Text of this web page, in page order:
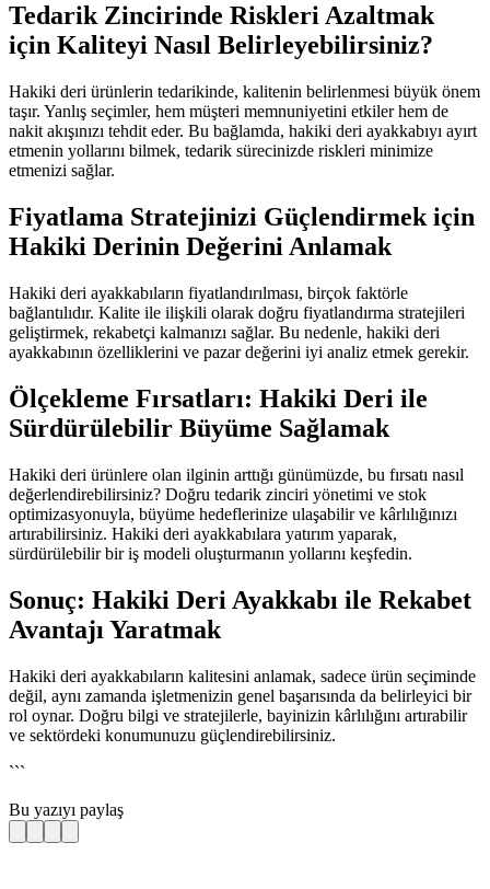
Tedarik Zincirinde Riskleri Azaltmak
için Kaliteyi Nasıl Belirleyebilirsiniz?
Hakiki deri ürünlerin tedarikinde, kalitenin belirlenmesi büyük önem
taşır. Yanlış seçimler, hem müşteri memnuniyetini etkiler hem de
nakit akışınızı tehdit eder. Bu bağlamda, hakiki deri ayakkabıyı ayırt
etmenin yollarını bilmek, tedarik sürecinizde riskleri minimize
etmenizi sağlar.
Fiyatlama Stratejinizi Güçlendirmek için
Hakiki Derinin Değerini Anlamak
Hakiki deri ayakkabıların fiyatlandırılması, birçok faktörle
bağlantılıdır. Kalite ile ilişkili olarak doğru fiyatlandırma stratejileri
geliştirmek, rekabetçi kalmanızı sağlar. Bu nedenle, hakiki deri
ayakkabının özelliklerini ve pazar değerini iyi analiz etmek gerekir.
Ölçekleme Fırsatları: Hakiki Deri ile
Sürdürülebilir Büyüme Sağlamak
Hakiki deri ürünlere olan ilginin arttığı günümüzde, bu fırsatı nasıl
değerlendirebilirsiniz? Doğru tedarik zinciri yönetimi ve stok
optimizasyonuyla, büyüme hedeflerinize ulaşabilir ve kârlılığınızı
artırabilirsiniz. Hakiki deri ayakkabılara yatırım yaparak,
sürdürülebilir bir iş modeli oluşturmanın yollarını keşfedin.
Sonuç: Hakiki Deri Ayakkabı ile Rekabet
Avantajı Yaratmak
Hakiki deri ayakkabıların kalitesini anlamak, sadece ürün seçiminde
değil, aynı zamanda işletmenizin genel başarısında da belirleyici bir
rol oynar. Doğru bilgi ve stratejilerle, bayinizin kârlılığını artırabilir
ve sektördeki konumunuzu güçlendirebilirsiniz.
```
Bu yazıyı paylaş